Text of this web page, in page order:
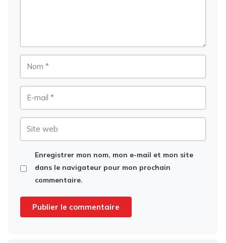
Enregistrer mon nom, mon e-mail et mon site
dans le navigateur pour mon prochain
commentaire.